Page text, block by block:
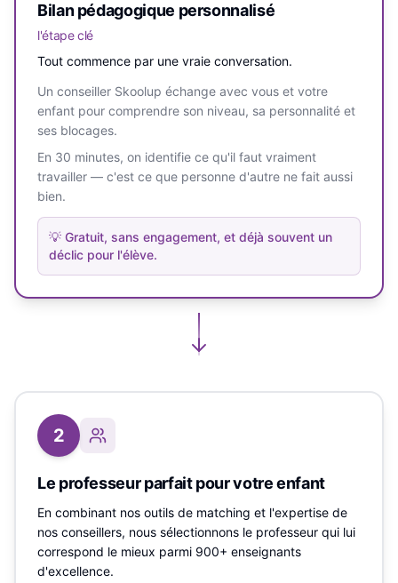
Bilan pédagogique personnalisé
l'étape clé
Tout commence par une vraie conversation.
Un conseiller Skoolup échange avec vous et votre
enfant pour comprendre son niveau, sa personnalité et
ses blocages.
En 30 minutes, on identifie ce qu'il faut vraiment
travailler — c'est ce que personne d'autre ne fait aussi
bien.
💡 Gratuit, sans engagement, et déjà souvent un
déclic pour l'élève.
2
Le professeur parfait pour votre enfant
En combinant nos outils de matching et l'expertise de
nos conseillers, nous sélectionnons le professeur qui lui
correspond le mieux parmi 900+ enseignants
d'excellence.